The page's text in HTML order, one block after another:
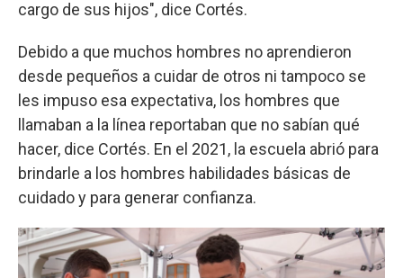
cargo de sus hijos", dice Cortés.
Debido a que muchos hombres no aprendieron
desde pequeños a cuidar de otros ni tampoco se
les impuso esa expectativa, los hombres que
llamaban a la línea reportaban que no sabían qué
hacer, dice Cortés. En el 2021, la escuela abrió para
brindarle a los hombres habilidades básicas de
cuidado y para generar confianza.